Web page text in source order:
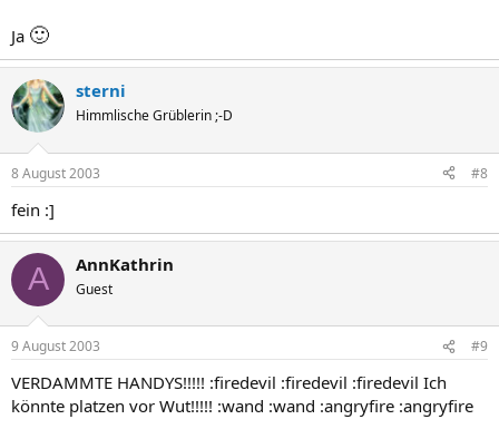
Ja 🙂
sterni
Himmlische Grüblerin ;-D
8 August 2003 #8
fein :]
A AnnKathrin
Guest
9 August 2003 #9
VERDAMMTE HANDYS!!!!! :firedevil :firedevil :firedevil Ich
könnte platzen vor Wut!!!!! :wand :wand :angryfire :angryfire